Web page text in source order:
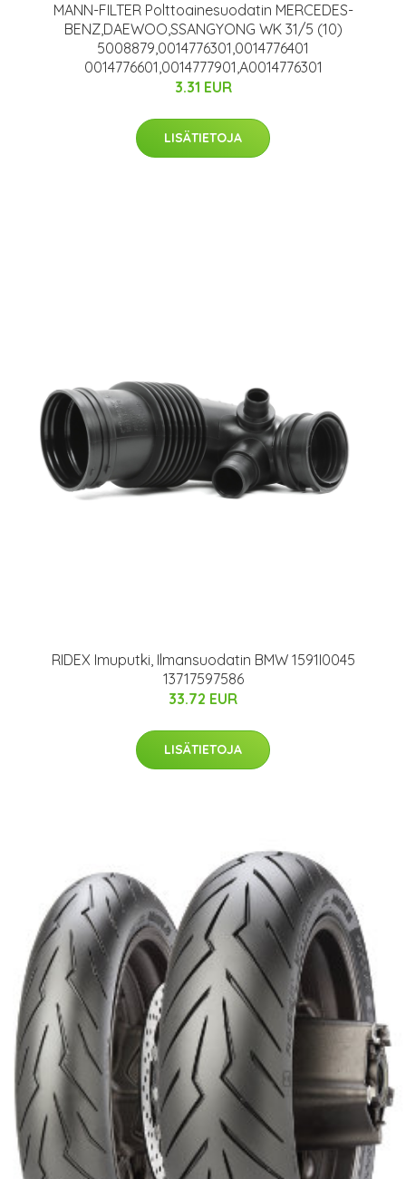
MANN-FILTER Polttoainesuodatin MERCEDES-
BENZ,DAEWOO,SSANGYONG WK 31/5 (10)
5008879,0014776301,0014776401
0014776601,0014777901,A0014776301
3.31 EUR
LISÄTIETOJA
RIDEX Imuputki, Ilmansuodatin BMW 1591I0045
13717597586
33.72 EUR
LISÄTIETOJA